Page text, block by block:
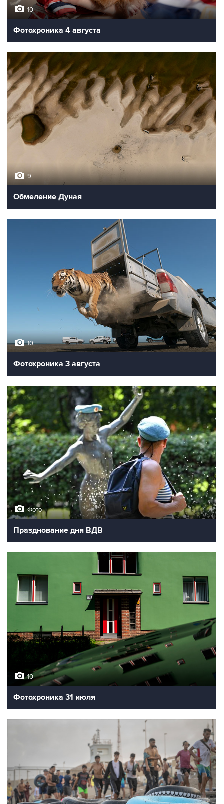
10
Фотохроника 4 августа
9
Обмеление Дуная
10
Фотохроника 3 августа
Фото
Празднование дня ВДВ
10
Фотохроника 31 июля